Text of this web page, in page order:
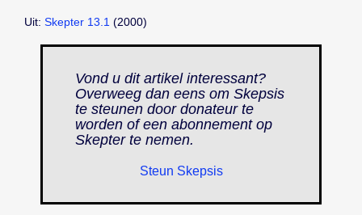
Uit: Skepter 13.1 (2000)
Vond u dit artikel interessant?
Overweeg dan eens om Skepsis
te steunen door donateur te
worden of een abonnement op
Skepterte nemen.
Steun Skepsis